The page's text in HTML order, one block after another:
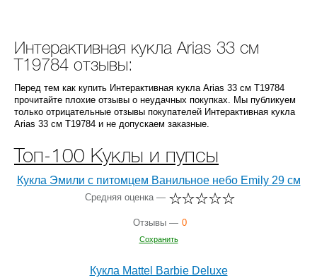
Интерактивная кукла Arias 33 см
Т19784 отзывы:
Перед тем как купить Интерактивная кукла Arias 33 см Т19784
прочитайте плохие отзывы о неудачных покупках. Мы публикуем
только отрицательные отзывы покупателей Интерактивная кукла
Arias 33 см Т19784 и не допускаем заказные.
Топ-100 Куклы и пупсы
Кукла Эмили с питомцем Ванильное небо Emily 29 см
Средняя оценка —
Отзывы — 0
Сохранить
Кукла Mattel Barbie Deluxe